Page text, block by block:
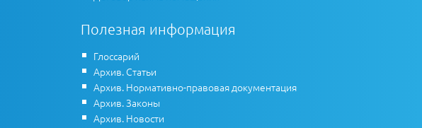
Полезная информация
Глоссарий
Архив. Статьи
Архив. Нормативно-правовая документация
Архив. Законы
Архив. Новости